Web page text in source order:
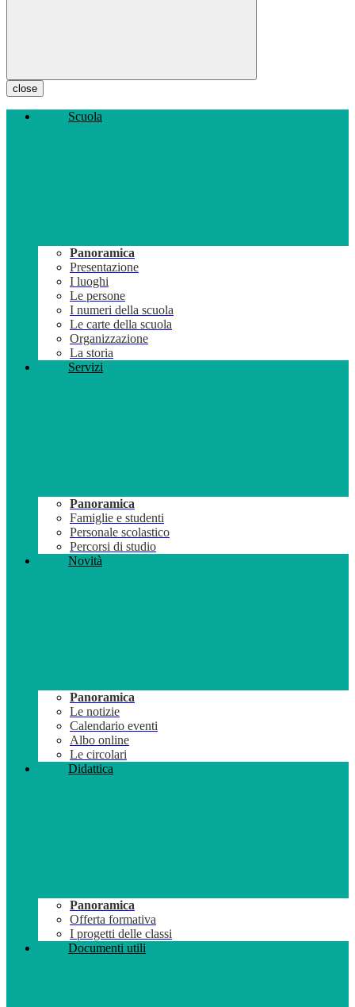
close
Scuola
Panoramica
Presentazione
I luoghi
Le persone
I numeri della scuola
Le carte della scuola
Organizzazione
La storia
Servizi
Panoramica
Famiglie e studenti
Personale scolastico
Percorsi di studio
Novità
Panoramica
Le notizie
Calendario eventi
Albo online
Le circolari
Didattica
Panoramica
Offerta formativa
I progetti delle classi
Documenti utili